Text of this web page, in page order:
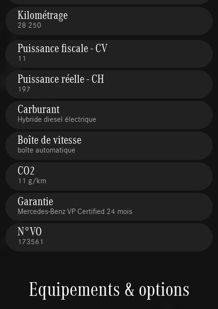
Kilométrage
28 250
Puissance fiscale - CV
11
Puissance réelle - CH
197
Carburant
Hybride diesel électrique
Boîte de vitesse
boîte automatique
CO2
11 g/km
Garantie
Mercedes-Benz VP Certified 24 mois
N°VO
173561
Equipements & options